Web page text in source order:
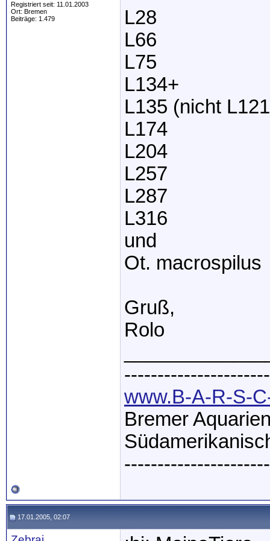
Registriert seit: 11.01.2003
Ort: Bremen
Beiträge: 1.479
L28
L66
L75
L134+
L135 (nicht
L174
L204
L257
L287
L316
und
Ot. macrospilus
Gruß,
Rolo
www.B-A-R-S-
Bremer
17.01.2005, 02:07